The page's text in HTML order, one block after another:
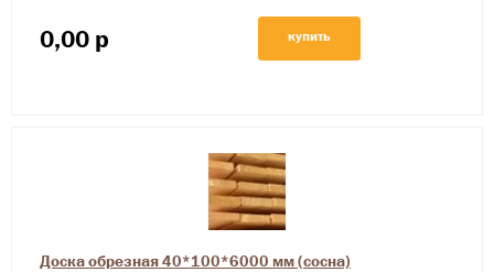
0,00 р купить
Доска обрезная 40*100*6000 мм (сосна)